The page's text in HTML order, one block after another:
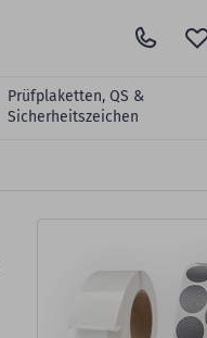
Prüfplaketten, QS &
Sicherheitszeichen